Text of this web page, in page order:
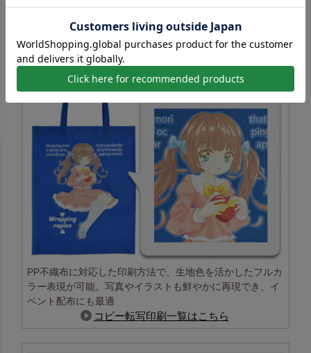
コピー転写印刷の特長
PP不織布に対応した印刷方法で、生地色を活かしたフルカ
ラー表現が可能。写真やイラストも鮮やかに再現でき、イ
ベント配布にも最適
コピー転写印刷一覧はこちら